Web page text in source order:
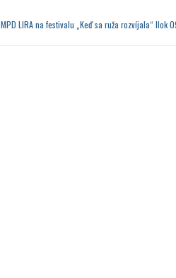
MPD LIRA na festivalu „Keď sa ruža rozvíjala“ Ilok